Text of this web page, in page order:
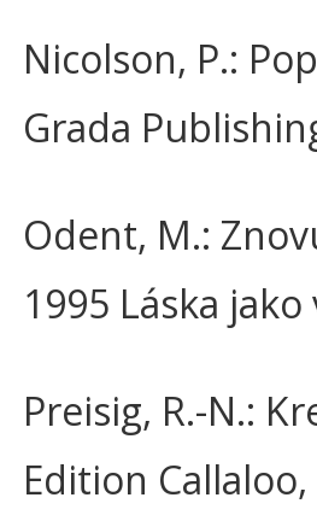
Nicolson, P.:
Grada
Odent, M.:
1995 Láska
Preisig, R.-N.:
Edition